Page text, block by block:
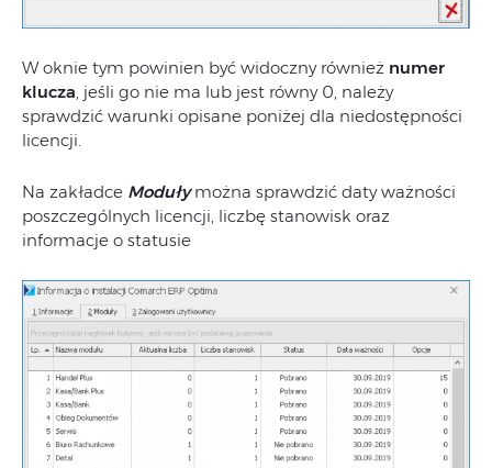
W oknie tym powinien być widoczny również numer
klucza, jeśli go nie ma lub jest równy 0, należy
sprawdzić warunki opisane poniżej dla niedostępności
licencji.
Na zakładce Modułymożna sprawdzić daty ważności
poszczególnych licencji, liczbę stanowisk oraz
informacje o statusie